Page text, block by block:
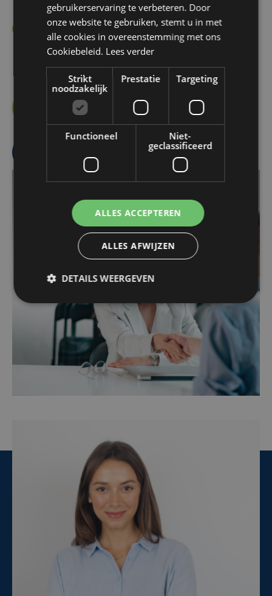
milieuvriendelijke en duurzame oplossingen.
Extra 360° services & producten:Profiteer van
onze aanvullende diensten en producten voor een
ONTDEK UNIT TYPES
ONTDEK 360° SERVICES
gebruikerservaring te verbeteren. Door
onze website te gebruiken, stemt u in met
alle cookies in overeenstemming met ons
Cookiebeleid. Lees verder
Strikt
noodzakelijk
Prestatie Targeting
Functioneel
Niet-
geclassificeerd
ALLES ACCEPTEREN
ALLES AFWIJZEN
DETAILS WEERGEVEN